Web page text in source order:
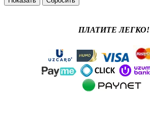
ПЛАТИТЕ ЛЕГКО!